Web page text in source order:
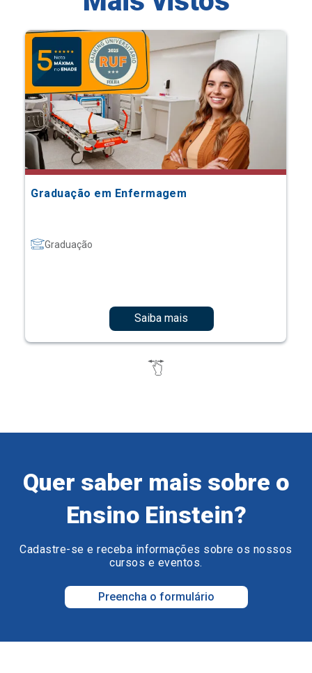
Graduação em Enfermagem
Graduação
Saiba mais
Quer saber mais sobre o
Ensino Einstein?
Cadastre-se e receba informações sobre os nossos
cursos e eventos.
Preencha o formulário